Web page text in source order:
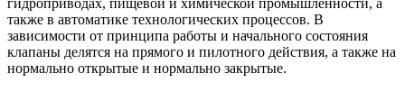
также в автоматике технологических процессов. В
зависимости от принципа работы и начального состояния
клапаны делятся на прямого и пилотного действия, а также на
нормально открытые и нормально закрытые.